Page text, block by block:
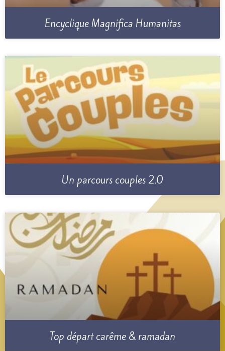
Encyclique Magnifica Humanitas
Un parcours couples 2.0
Top départ carême & ramadan